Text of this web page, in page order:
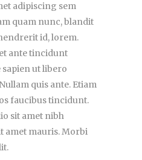
adipiscing sem
quam nunc, blandit
id, lorem.
ante tincidunt
sapien ut libero
quis ante. Etiam
faucibus tincidunt.
sit amet nibh
amet mauris. Morbi